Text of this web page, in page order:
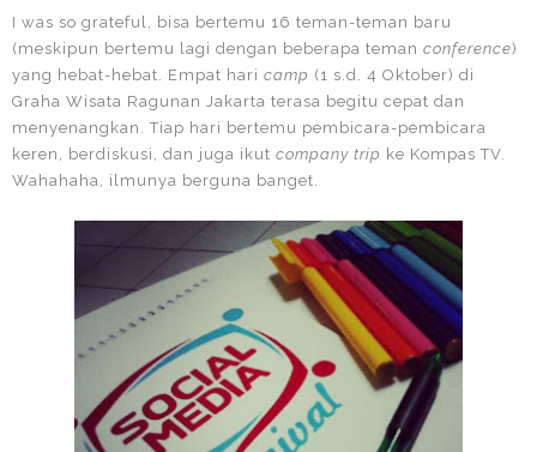
I was so grateful, bisa bertemu 16 teman-teman baru
(meskipun bertemu lagi dengan beberapa teman conference)
yang hebat-hebat. Empat hari camp (1 s.d. 4 Oktober) di
Graha Wisata Ragunan Jakarta terasa begitu cepat dan
menyenangkan. Tiap hari bertemu pembicara-pembicara
keren, berdiskusi, dan juga ikut company trip ke Kompas TV.
Wahahaha, ilmunya berguna banget.